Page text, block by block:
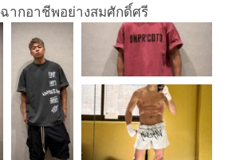
ากอาชีพอย่างสมศักดิ์ศรี